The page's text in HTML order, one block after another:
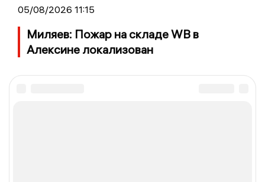
05/08/2026 11:15
Миляев: Пожар на складе WB в
Алексине локализован